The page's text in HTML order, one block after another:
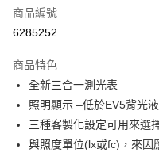
信用卡分期付款
合作金庫商業銀行
華南商業銀行
上海商業儲蓄銀行
國泰世華商業銀行
臺灣中小企業銀行
6 期 0 利率 每期
華南商業銀行
上海商業儲蓄銀行
國泰世華商業銀行
12 期 0 利率 每期
合作金庫商業銀行
上海商業儲蓄銀行
超商取貨付款
LINE Pay
商品編號
6285252
商品特色
全新三合一測光表
照明顯示 –低於EV5背光
三種客製化設定可用來選
與照度單位(lx或fc)，來因